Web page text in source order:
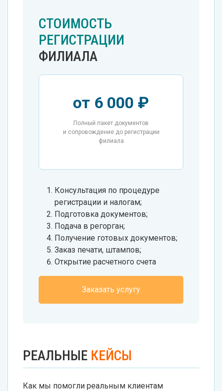
СТОИМОСТЬ
РЕГИСТРАЦИИ
ФИЛИАЛА
от 6 000 ₽
Полный пакет документов
и сопровождение до регистрации
филиала
Консультация по процедуре
регистрации и налогам;
Подготовка документов;
Подача в регорган;
Получение готовых документов;
Заказ печати, штампов;
Открытие расчетного счета
Заказать услугу
РЕАЛЬНЫЕ КЕЙСЫ
Как мы помогли реальным клиентам